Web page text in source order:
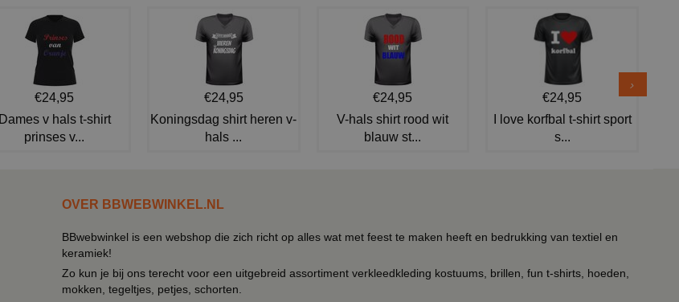
€24,95
Dames v hals t-shirt
prinses v...
€24,95
Koningsdag shirt heren v-
hals ...
€24,95
V-hals shirt rood wit
blauw st...
€24,95
I love korfbal t-shirt sport
s...
OVER BBWEBWINKEL.NL
BBwebwinkel is een webshop die zich richt op alles wat met feest te maken heeft en bedrukking van textiel en
keramiek!
Zo kun je bij ons terecht voor een uitgebreid assortiment verkleedkleding kostuums, brillen, fun t-shirts, hoeden,
mokken, tegeltjes, petjes, schorten.